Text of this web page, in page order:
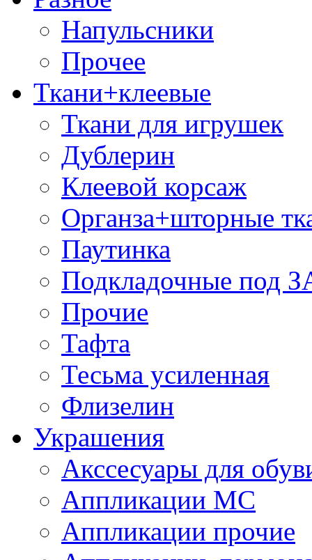
Напульсники
Прочее
Ткани+клеевые
Ткани для игрушек
Дублерин
Клеевой корсаж
Органза+шторные
Паутинка
Подкладочные под
Прочие
Тафта
Тесьма усиленная
Флизелин
Украшения
Акссесуары для
Аппликации МС
Аппликации прочие